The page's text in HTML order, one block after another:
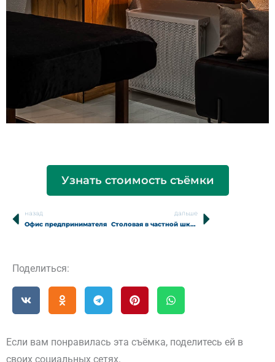
Узнать стоимость съёмки
Prev
назад
Офис предпринимателя
дальше
Столовая в частной школе
Next
Поделиться:
Если вам понравилась эта съёмка, поделитесь ей в
своих социальных сетях.